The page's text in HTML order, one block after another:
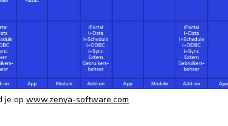
je op www.zenya-software.com